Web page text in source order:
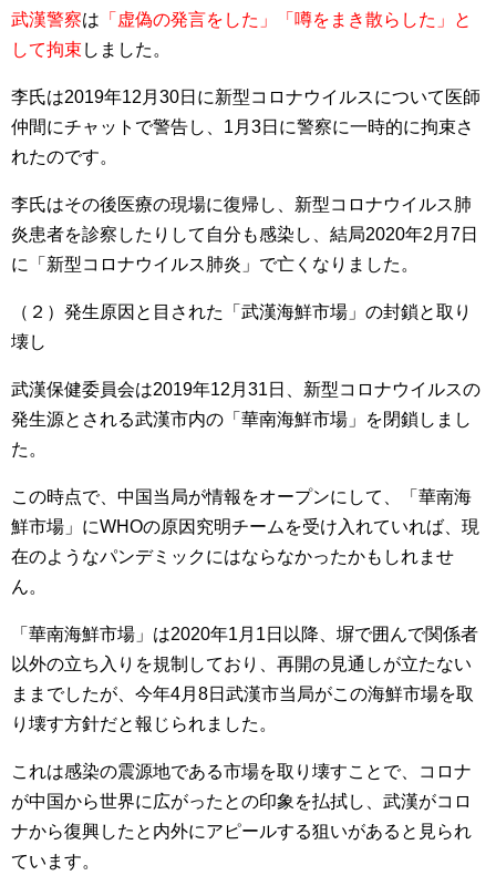
武漢警察は 「虚偽の発言をした」「噂をまき散らした」と
して拘束 しました。
李氏は2019年12月30日に新型コロナウイルスについて医師
仲間にチャットで警告し、1月3日に警察に一時的に拘束さ
れたのです。
李氏はその後医療の現場に復帰し、新型コロナウイルス肺
炎患者を診察したりして自分も感染し、結局2020年2月7日
に「新型コロナウイルス肺炎」で亡くなりました。
（２）発生原因と目された「武漢海鮮市場」の封鎖と取り
壊し
武漢保健委員会は2019年12月31日、新型コロナウイルスの
発生源とされる武漢市内の「華南海鮮市場」を閉鎖しまし
た。
この時点で、中国当局が情報をオープンにして、「華南海
鮮市場」にWHOの原因究明チームを受け入れていれば、現
在のようなパンデミックにはならなかったかもしれませ
ん。
「華南海鮮市場」は2020年1月1日以降、塀で囲んで関係者
以外の立ち入りを規制しており、再開の見通しが立たない
ままでしたが、今年4月8日武漢市当局がこの海鮮市場を取
り壊す方針だと報じられました。
これは感染の震源地である市場を取り壊すことで、コロナ
が中国から世界に広がったとの印象を払拭し、武漢がコロ
ナから復興したと内外にアピールする狙いがあると見られ
ています。